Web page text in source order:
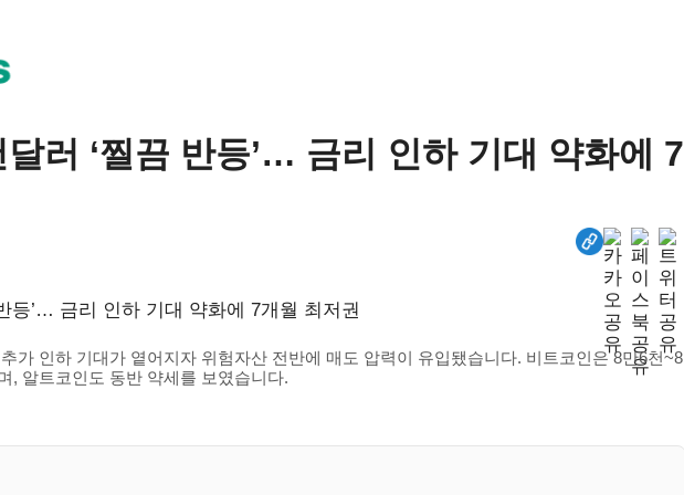
러 ‘찔끔 반등’… 금리 인하 기대 약화에 7
가 인하 기대가 옅어지자 위험자산 전반에 매도 압력이 유입됐습니다. 비트코인은 8만6천~8
, 알트코인도 동반 약세를 보였습니다.